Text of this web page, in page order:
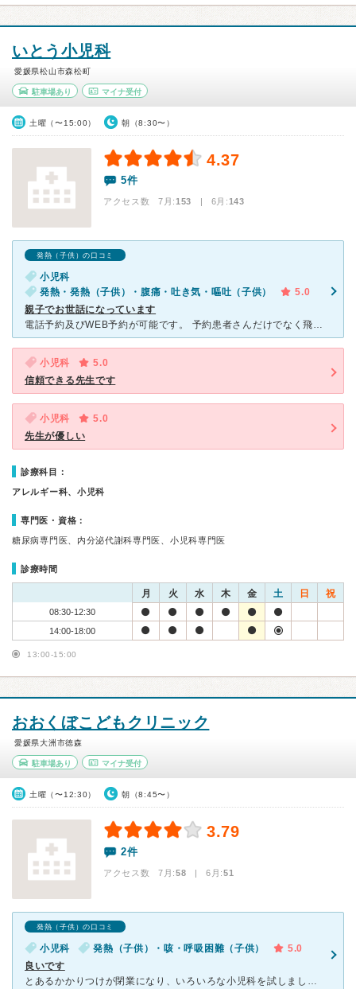
いとう小児科
愛媛県松山市森松町
駐車場あり マイナ受付
土曜（〜15:00） 朝（8:30〜）
4.37
5件
アクセス数 7月:153 | 6月:143
発熱（子供）の口コミ
小児科
発熱・発熱（子供）・腹痛・吐き気・嘔吐（子供）
5.0
親子でお世話になっています
電話予約及びWEB予約が可能です。 予約患者さんだけでなく飛び込みの患者さんもいますので、予約をしていても混んでいれば30分近く待つこともあります。 ですが、病気の患者さんと、予防接種や感染の
小児科
5.0
信頼できる先生です
小児科
5.0
先生が優しい
診療科目：
アレルギー科、小児科
専門医・資格：
糖尿病専門医、内分泌代謝科専門医、小児科専門医
診療時間
月 火 水 木 金 土 日 祝
08:30-12:30
14:00-18:00
13:00-15:00
おおくぼこどもクリニック
愛媛県大洲市徳森
駐車場あり マイナ受付
土曜（〜12:30） 朝（8:45〜）
3.79
2件
アクセス数 7月:58 | 6月:51
発熱（子供）の口コミ
小児科 発熱（子供）・咳・呼吸困難（子供）
5.0
良いです
とあるかかりつけが閉業になり、いろいろな小児科を試しましたが、最終的にこちらに落ち着きました。 先生も、わからないことにはきちんと答えてくれますし、詳しい説明を書いた紙を渡してくれるなど、とても